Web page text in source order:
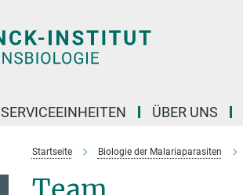
SERVICEEINHEITEN ÜBER UNS
Startseite Biologie der Malariaparasiten